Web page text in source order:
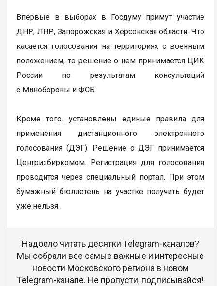
Впервые в выборах в Госдуму примут участие
ДНР, ЛНР, Запорожская и Херсонская области. Что
касается голосования на территориях с военным
положением, то решение о нем принимается ЦИК
России по результатам консультаций
с Минобороны и ФСБ.
Кроме того, установлены единые правила для
применения дистанционного электронного
голосования (ДЭГ). Решение о ДЭГ принимается
Центризбиркомом. Регистрация для голосования
проводится через специальный портал. При этом
бумажный бюллетень на участке получить будет
уже нельзя.
Надоело читать десятки Telegram-каналов?
Мы собрали все самые важные и интересные
новости Московского региона в новом
Telegram-канале. Не пропусти, подписывайся!